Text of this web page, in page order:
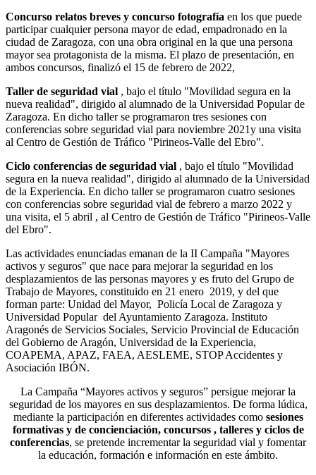
Concurso relatos breves y concurso fotografía en los que puede
participar cualquier persona mayor de edad, empadronado en la
ciudad de Zaragoza, con una obra original en la que una persona
mayor sea protagonista de la misma. El plazo de presentación, en
ambos concursos, finalizó el 15 de febrero de 2022,
Taller de seguridad vial , bajo el título "Movilidad segura en la
nueva realidad", dirigido al alumnado de la Universidad Popular de
Zaragoza. En dicho taller se programaron tres sesiones con
conferencias sobre seguridad vial para noviembre 2021y una visita
al Centro de Gestión de Tráfico "Pirineos-Valle del Ebro".
Ciclo conferencias de seguridad vial , bajo el título "Movilidad
segura en la nueva realidad", dirigido al alumnado de la Universidad
de la Experiencia. En dicho taller se programaron cuatro sesiones
con conferencias sobre seguridad vial de febrero a marzo 2022 y
una visita, el 5 abril , al Centro de Gestión de Tráfico "Pirineos-Valle
del Ebro".
Las actividades enunciadas emanan de la II Campaña "Mayores
activos y seguros" que nace para mejorar la seguridad en los
desplazamientos de las personas mayores y es fruto del Grupo de
Trabajo de Mayores, constituido en 21 enero 2019, y del que
forman parte: Unidad del Mayor, Policía Local de Zaragoza y
Universidad Popular del Ayuntamiento Zaragoza. Instituto
Aragonés de Servicios Sociales, Servicio Provincial de Educación
del Gobierno de Aragón, Universidad de la Experiencia,
COAPEMA, APAZ, FAEA, AESLEME, STOP Accidentes y
Asociación IBÓN.
La Campaña “Mayores activos y seguros” persigue mejorar la
seguridad de los mayores en sus desplazamientos. De forma lúdica,
mediante la participación en diferentes actividades como sesiones
formativas y de concienciación, concursos , talleres y ciclos de
conferencias, se pretende incrementar la seguridad vial y fomentar
la educación, formación e información en este ámbito.